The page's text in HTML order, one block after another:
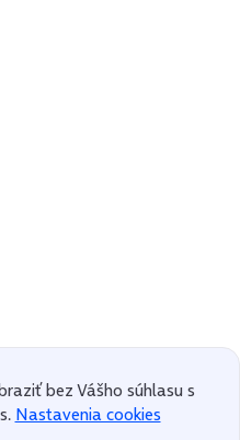
bez Vášho súhlasu s
Nastavenia cookies